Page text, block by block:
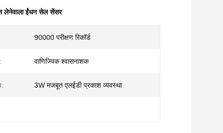
लेनेवाला ईंधन सेल सेंसर
90000 परीक्षण रिकॉर्ड
वाणिज्यिक श्वासनाशक
3W मजबूत एलईडी प्रकाश व्यवस्था